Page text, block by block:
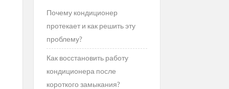
Почему кондиционер
протекает и как решить эту
проблему?
Как восстановить работу
кондиционера после
короткого замыкания?